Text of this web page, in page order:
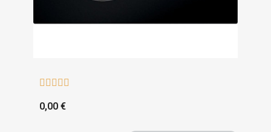
    
0,00 €